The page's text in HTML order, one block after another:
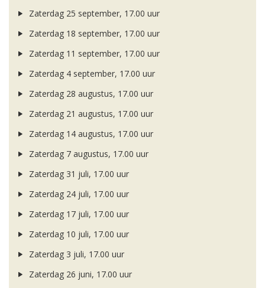
Zaterdag 25 september, 17.00 uur
Zaterdag 18 september, 17.00 uur
Zaterdag 11 september, 17.00 uur
Zaterdag 4 september, 17.00 uur
Zaterdag 28 augustus, 17.00 uur
Zaterdag 21 augustus, 17.00 uur
Zaterdag 14 augustus, 17.00 uur
Zaterdag 7 augustus, 17.00 uur
Zaterdag 31 juli, 17.00 uur
Zaterdag 24 juli, 17.00 uur
Zaterdag 17 juli, 17.00 uur
Zaterdag 10 juli, 17.00 uur
Zaterdag 3 juli, 17.00 uur
Zaterdag 26 juni, 17.00 uur